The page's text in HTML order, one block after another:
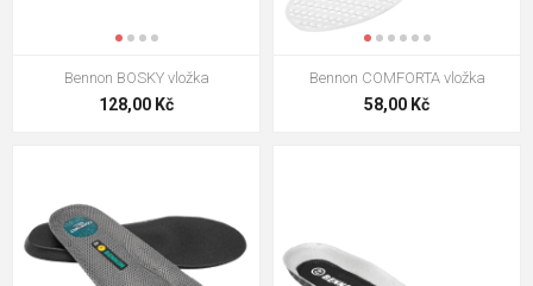
Bennon BOSKY vložka
128,00 Kč
Bennon COMFORTA vložka
58,00 Kč